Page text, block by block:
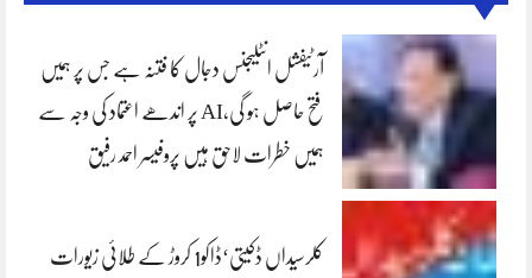
آرٹیفشل انٹلیجنس دجال کا فتنہ ہے جس پر ہمیں
فتح حاصل ہو گی،AI پر اندھے اعتماد کی وجہ سے
ہمیں خطرات لاحق ہیں پروفیسر احمد رفیق
کلرسیداں ڈکیتی‘ڈاکو1 کروڑ کے طلائی زیورات